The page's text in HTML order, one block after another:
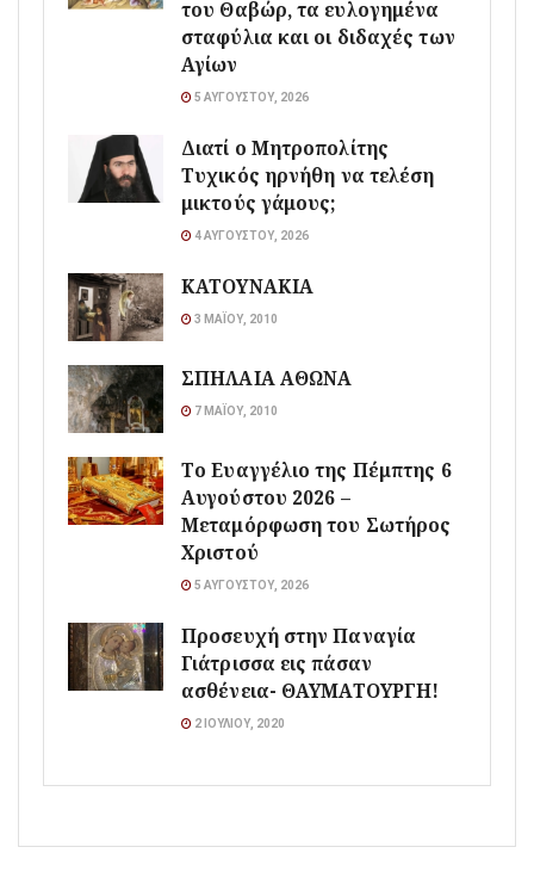
του Θαβώρ, τα ευλογημένα
σταφύλια και οι διδαχές των
Αγίων
5 ΑΥΓΟΎΣΤΟΥ, 2026
Διατί ο Μητροπολίτης
Τυχικός ηρνήθη να τελέση
μικτούς γάμους;
4 ΑΥΓΟΎΣΤΟΥ, 2026
ΚΑΤΟΥΝΑΚΙΑ
3 ΜΑΪ́ΟΥ, 2010
ΣΠΗΛΑΙΑ ΑΘΩΝΑ
7 ΜΑΪ́ΟΥ, 2010
Το Ευαγγέλιο της Πέμπτης 6
Αυγούστου 2026 –
Μεταμόρφωση του Σωτήρος
Χριστού
5 ΑΥΓΟΎΣΤΟΥ, 2026
Προσευχή στην Παναγία
Γιάτρισσα εις πάσαν
ασθένεια- ΘΑΥΜΑΤΟΥΡΓΗ!
2 ΙΟΥΛΊΟΥ, 2020